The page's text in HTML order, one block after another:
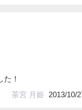
！
茶宮 月姫
2013/10/